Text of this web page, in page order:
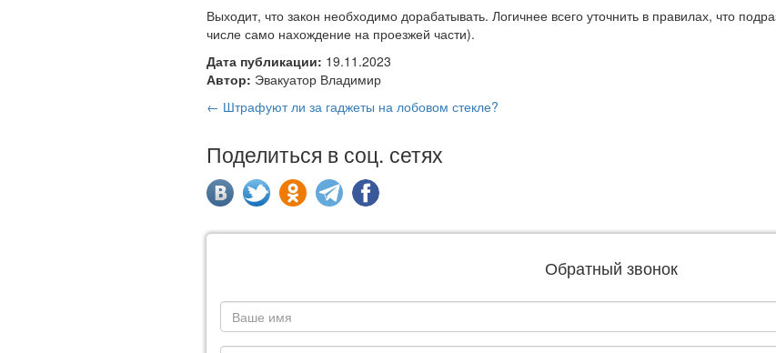
Выходит, что закон необходимо дорабатывать. Логичнее всего уточнить в правилах, что
числе само нахождение на проезжей части).
Дата публикации: 19.11.2023
Автор: Эвакуатор Владимир
← Штрафуют ли за гаджеты на лобовом стекле?
Поделиться в соц. сетях
Обратный звонок